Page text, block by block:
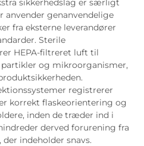
sikkerhedslag er særligt
genanvendelige
fra eksterne leverandører
Sterile
HEPA-filtreret luft til
og mikroorganismer,
registrerer
korrekt flaskeorientering og
inden de træder ind i
derved forurening fra
indeholder snavs.